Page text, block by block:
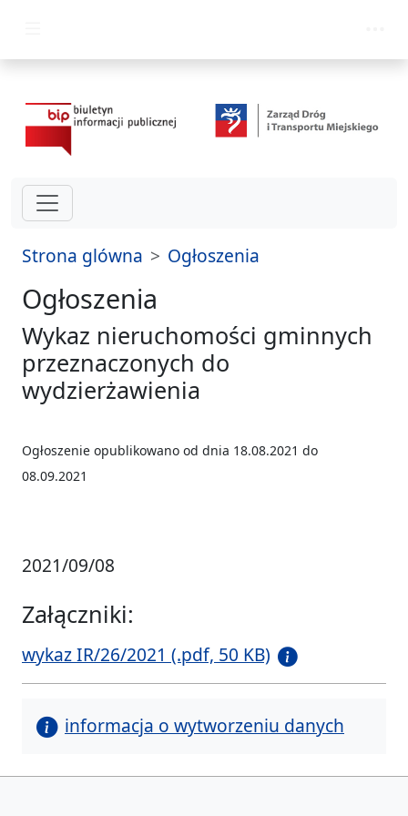
Strona glówna Ogłoszenia
Ogłoszenia
Wykaz nieruchomości gminnych
przeznaczonych do
wydzierżawienia
Ogłoszenie opublikowano od dnia 18.08.2021 do
08.09.2021
2021/09/08
Załączniki:
wykaz IR/26/2021 (.pdf, 50 KB)
informacja o wytworzeniu danych